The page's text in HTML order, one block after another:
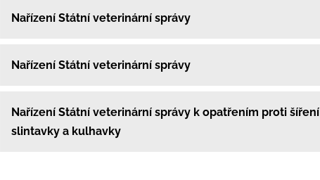
Nařízení Státní veterinární správy
Nařízení Státní veterinární správy
Nařízení Státní veterinární správy k opatřením proti šíření
slintavky a kulhavky